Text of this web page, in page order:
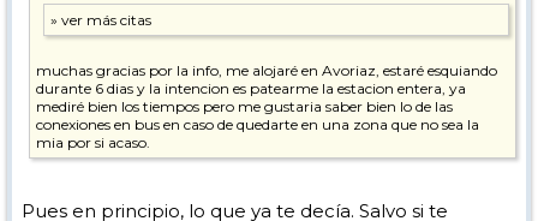
muchas gracias por la info, me alojaré en Avoriaz, estaré esquiando
durante 6 dias y la intencion es patearme la estacion entera, ya
mediré bien los tiempos pero me gustaria saber bien lo de las
conexiones en bus en caso de quedarte en una zona que no sea la
mia por si acaso.
Pues en principio, lo que ya te decía. Salvo si te